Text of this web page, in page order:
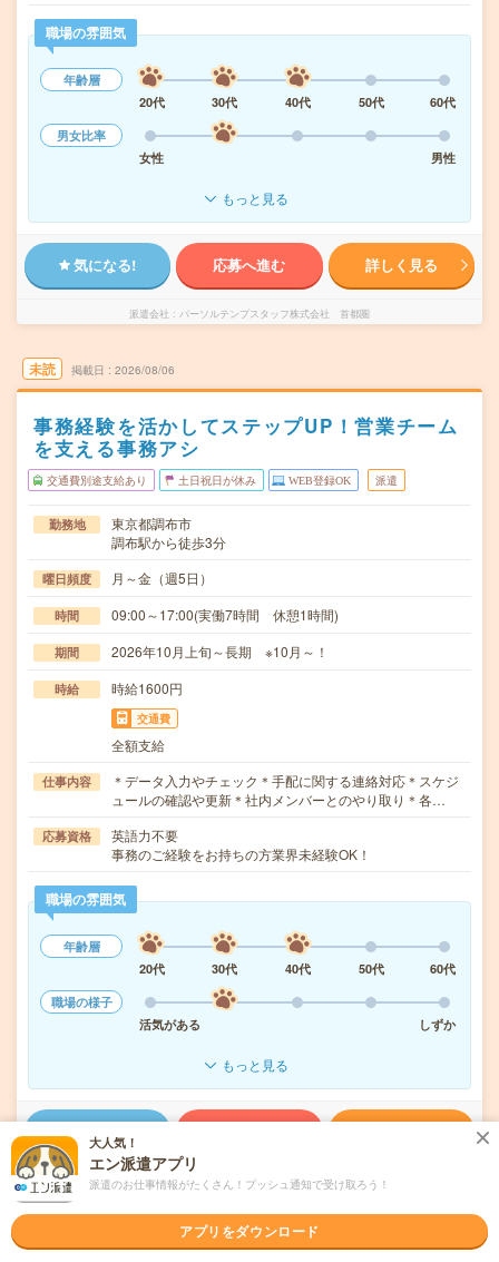
職場の雰囲気
年齢層
20代
30代 40代 50代
60代
男女比率
女性
男性
もっと見る
気になる! 応募へ進む 詳しく見る
派遣会社 パーソルテンプスタッフ株式会社 首都圏
未読 掲載日 2026/08/06
事務経験を活かしてステップUP！営業チーム
を支える事務アシ
交通費別途支給あり 土日祝日が休み WEB登録OK 派遣
勤務地
東京都調布市
調布駅から徒歩3分
曜日頻度 月～金（週5日）
時間 09:00～17:00(実働7時間 休憩1時間)
期間 2026年10月上旬～長期 ※10月～！
時給 時給1600円
交通費
全額支給
仕事内容
＊データ入力やチェック＊手配に関する連絡対応＊スケジ
ュールの確認や更新＊社内メンバーとのやり取り＊各…
応募資格
英語力不要
事務のご経験をお持ちの方業界未経験OK！
職場の雰囲気
年齢層
20代
30代 40代 50代
60代
職場の様子
活気がある
しずか
もっと見る
気になる!
派遣会社 パーソルテンプスタッフ株式会社 首都圏
大人気！
エン派遣アプリ
派遣のお仕事情報がたくさん！プッシュ通知で受け取ろう！
アプリをダウンロード